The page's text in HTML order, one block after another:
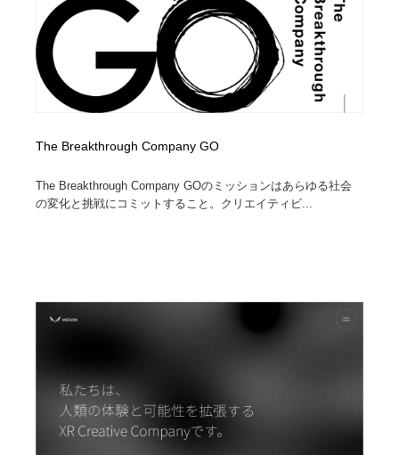
The Breakthrough Company GO
The Breakthrough Company GOのミッションはあらゆる社会
の変化と挑戦にコミットすること。クリエイティビ...